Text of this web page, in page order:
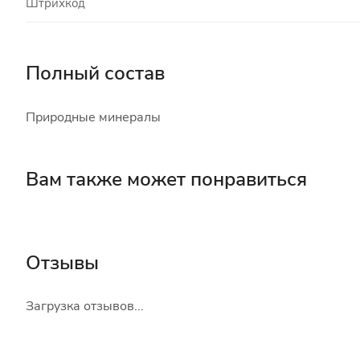
Полный состав
Природные минералы
Вам также может понравиться
Отзывы
Загрузка отзывов...